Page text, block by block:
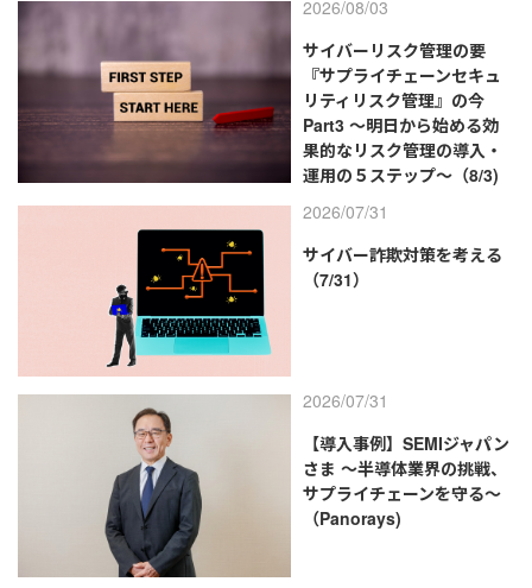
2026/08/03
サイバーリスク管理の要
『サプライチェーンセキュ
リティリスク管理』の今
Part3 ～明日から始める効
果的なリスク管理の導入・
運用の５ステップ～（8/3)
2026/07/31
サイバー詐欺対策を考える
（7/31）
2026/07/31
【導入事例】SEMIジャパン
さま ～半導体業界の挑戦、
サプライチェーンを守る～
（Panorays)